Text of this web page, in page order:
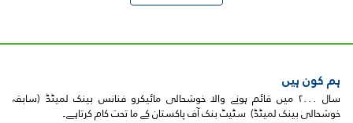
سال ۲۰۰۰ میں قائم ہونے والا خوشحالی مائیکرو فنانس بینک لمیٹڈ (سابقہ
لمیٹڈ) سٹیٹ بنک آف پاکستان کے ما تحت کام کرتاہے۔